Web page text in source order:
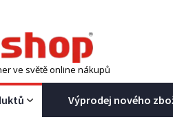
ve světě online nákupů
Výprodej nového